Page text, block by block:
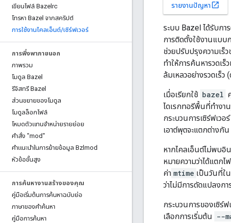
เขียนไฟล์ Bazelrc
โทรหา Bazel จากสคริปต์
การใช้งานไคลเอ็นต์/เซิร์ฟเวอร์
การพึ่งพาภายนอก
ภาพรวม
โมดูล Bazel
รีจิสทรี Bazel
ส่วนขยายของโมดูล
โมดูลล็อกไฟล์
โหมดตัวแทนจำหน่ายรายย่อย
คําสั่ง "mod"
คําแนะนําในการย้ายข้อมูล Bzlmod
หัวข้อขั้นสูง
การค้นหางานสร้างของคุณ
คู่มือเริ่มต้นการค้นหาฉบับย่อ
ภาษาของคําค้นหา
คู่มือการค้นหา
รายงานปัญหา open_in_new
ระบบ Bazel ได้รับกา
การติดตั้งใช้งานแบบ
ช่วยปรับปรุงความเร็
ทำให้การค้นหารวดเร็
ล้มเหลวอย่างรวดเร็ว
เมื่อเรียกใช้ bazel
ไดเรกทอรีพื้นที่ทำงา
กระบวนการเซิร์ฟเว
เอาต์พุตจะแตกต่างกั
หากไคลเอ็นต์ไม่พบอิ
หมายความว่าได้แตก
ค่า mtime เป็นวันที่ใ
ว่าไม่มีการดัดแปลงกา
กระบวนการของเซิร์ฟ
เลือกการเริ่มต้น --